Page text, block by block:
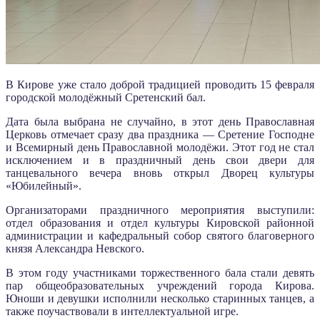
В Кирове уже стало доброй традицией проводить 15 февраля
городской молодёжный Сретенский бал.
Дата была выбрана не случайно, в этот день Православная
Церковь отмечает сразу два праздника — Сретение Господне
и Всемирный день Православной молодёжи. Этот год не стал
исключением и в праздничный день свои двери для
танцевального вечера вновь открыл Дворец культуры
«Юбилейный».
Организаторами праздничного мероприятия выступили:
отдел образования и отдел культуры Кировской районной
администрации и кафедральный собор святого благоверного
князя Александра Невского.
В этом году участниками торжественного бала стали девять
пар общеобразовательных учреждений города Кирова.
Юноши и девушки исполнили несколько старинных танцев, а
также поучаствовали в интеллектуальной игре.